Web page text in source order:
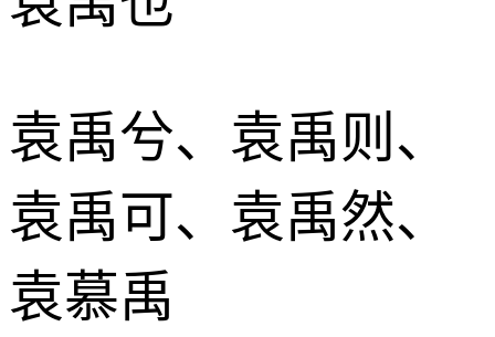
袁禹兮、袁禹则、
袁禹可、袁禹然、
袁慕禹